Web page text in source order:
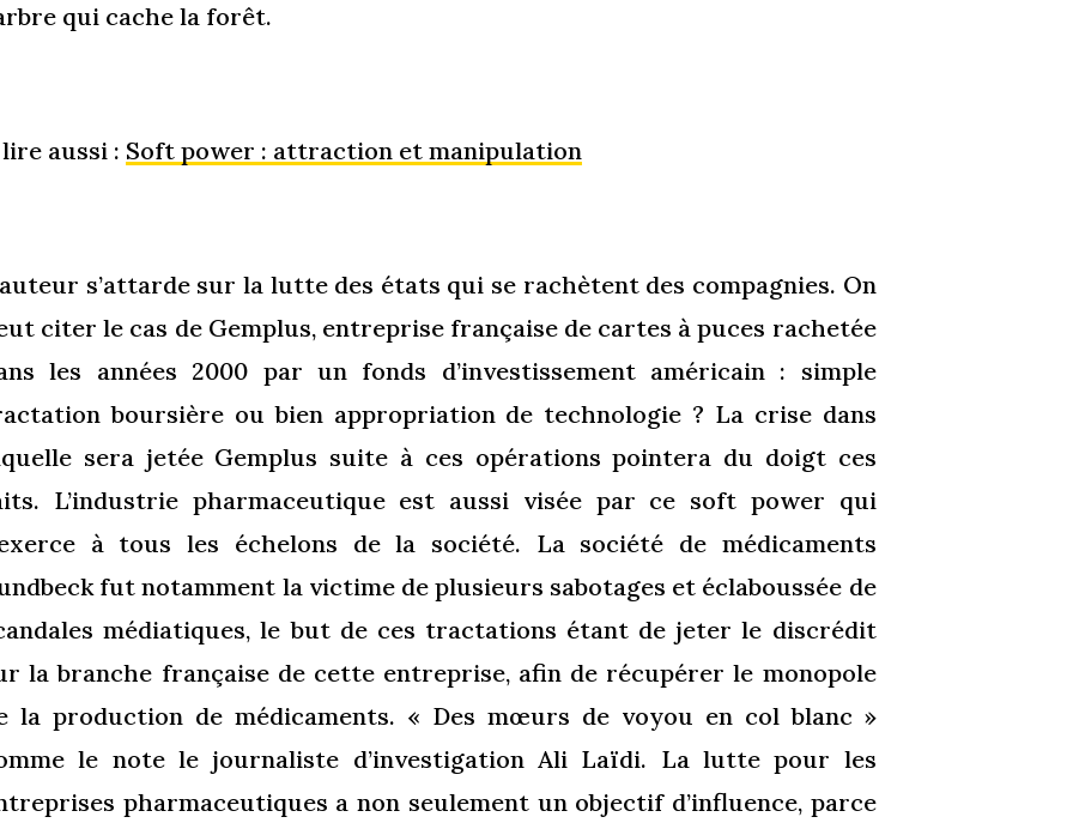
qui cache la forêt.
aussi : Soft power : attraction et manipulation
s’attarde sur la lutte des états qui se rachètent des compagnies. On
citer le cas de Gemplus, entreprise française de cartes à puces rachetée
les années 2000 par un fonds d’investissement américain : simple
boursière ou bien appropriation de technologie ? La crise dans
sera jetée Gemplus suite à ces opérations pointera du doigt ces
L’industrie pharmaceutique est aussi visée par ce soft power qui
à tous les échelons de la société. La société de médicaments
fut notamment la victime de plusieurs sabotages et éclaboussée de
médiatiques, le but de ces tractations étant de jeter le discrédit
la branche française de cette entreprise, afin de récupérer le monopole
la production de médicaments. « Des mœurs de voyou en col blanc »
le note le journaliste d’investigation Ali Laïdi. La lutte pour les
pharmaceutiques a non seulement un objectif d’influence, parce